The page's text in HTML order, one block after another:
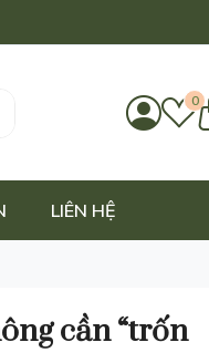
0
LIÊN HỆ
cần “trốn